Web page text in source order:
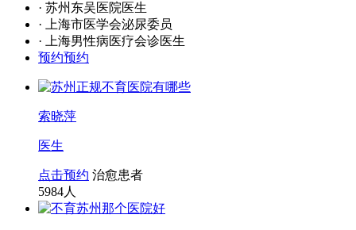
· 苏州东吴医院医生
· 上海市医学会泌尿委员
· 上海男性病医疗会诊医生
预约预约
索晓萍
医生
点击预约 治愈患者
5984人